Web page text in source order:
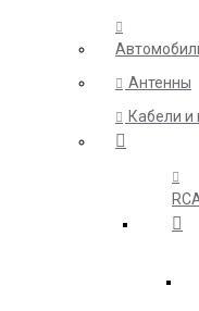
Антенны
Кабели и